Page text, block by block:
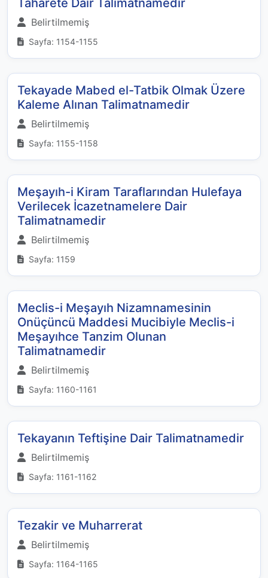
Taharete Dair Talimatnamedir
Belirtilmemiş
Sayfa: 1154-1155
Tekayade Mabed el-Tatbik Olmak Üzere
Kaleme Alınan Talimatnamedir
Belirtilmemiş
Sayfa: 1155-1158
Meşayıh-i Kiram Taraflarından Hulefaya
Verilecek İcazetnamelere Dair
Talimatnamedir
Belirtilmemiş
Sayfa: 1159
Meclis-i Meşayıh Nizamnamesinin
Onüçüncü Maddesi Mucibiyle Meclis-i
Meşayıhce Tanzim Olunan
Talimatnamedir
Belirtilmemiş
Sayfa: 1160-1161
Tekayanın Teftişine Dair Talimatnamedir
Belirtilmemiş
Sayfa: 1161-1162
Tezakir ve Muharrerat
Belirtilmemiş
Sayfa: 1164-1165